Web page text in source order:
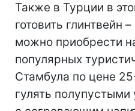
Также в Турции в
готовить глинтвейн
можно приобрести
популярных
Стамбула по цене
гулять